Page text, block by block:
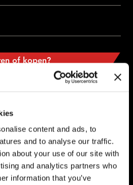
content and ads, to
and to analyse our traffic.
about your use of our site with
and analytics partners who
information that you’ve
of kopen?